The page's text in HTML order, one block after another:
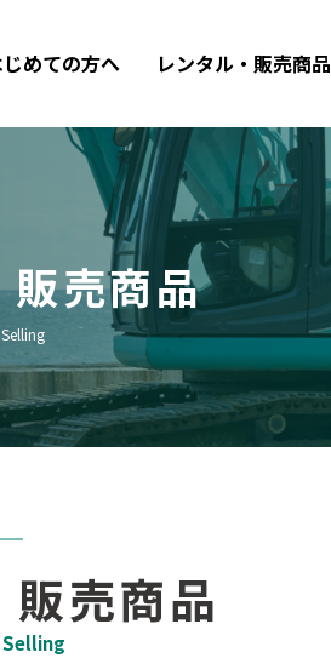
めての方へ レンタル・販売商品
販売商品
販売商品